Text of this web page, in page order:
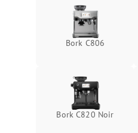
Bork C806
Bork C820 Noir